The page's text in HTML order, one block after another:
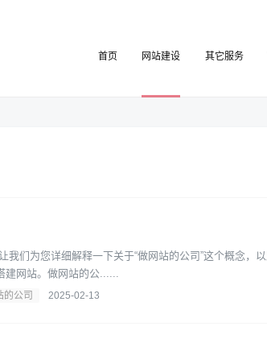
首页 网站建设 其它服务
建网站。做网站的公......
的公司 2025-02-13